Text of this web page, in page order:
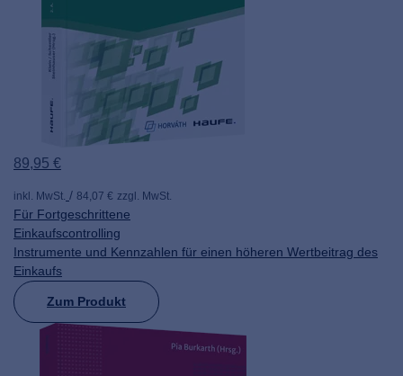
89,95 €
inkl. MwSt. 84,07 € zzgl. MwSt.
Für Fortgeschrittene
Einkaufscontrolling
Instrumente und Kennzahlen für einen höheren Wertbeitrag des
Einkaufs
Zum Produkt